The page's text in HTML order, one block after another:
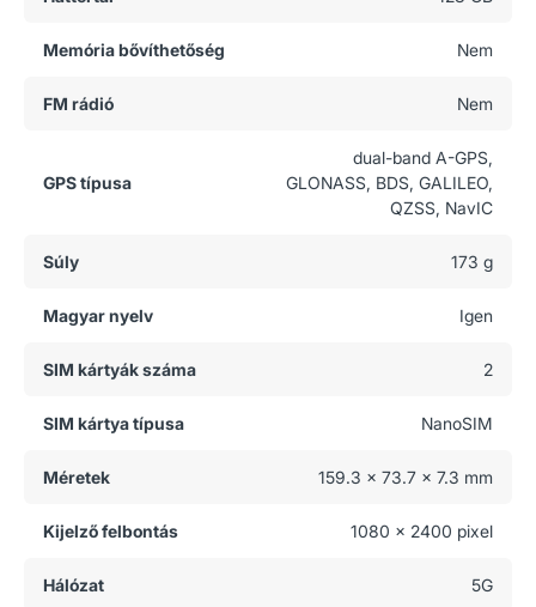
Memória bővíthetőség Nem
FM rádió Nem
GPS típusa
dual-band A-GPS,
GLONASS, BDS, GALILEO,
QZSS, NavIC
Súly 173 g
Magyar nyelv Igen
SIM kártyák száma 2
SIM kártya típusa NanoSIM
Méretek 159.3 x 73.7 x 7.3 mm
Kijelző felbontás 1080 x 2400 pixel
Hálózat 5G